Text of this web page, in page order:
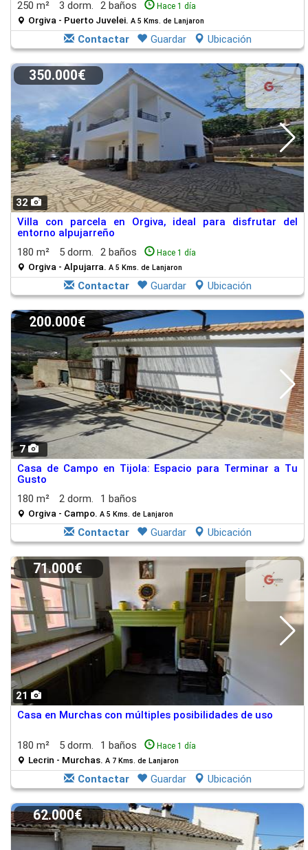
250 m² 3 dorm. 2 baños Hace 1 día
Orgiva - Puerto Juvelei. A 5 Kms. de Lanjaron
Contactar Guardar Ubicación
32
350.000€
Villa con parcela en Orgiva, ideal para disfrutar del
entorno alpujarreño
180 m²
5 dorm. 2 baños Hace 1 día
Orgiva - Alpujarra. A 5 Kms. de Lanjaron
Contactar Guardar Ubicación
7
200.000€
Casa de Campo en Tijola: Espacio para Terminar a Tu
Gusto
180 m²
2 dorm. 1 baños
Orgiva - Campo. A 5 Kms. de Lanjaron
Contactar Guardar Ubicación
21
71.000€
Casa en Murchas con múltiples posibilidades de uso
180 m² 5 dorm. 1 baños Hace 1 día
Lecrin - Murchas. A 7 Kms. de Lanjaron
Contactar Guardar Ubicación
62.000€